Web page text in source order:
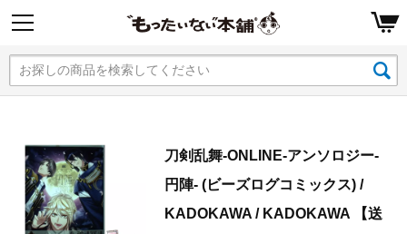
刀剣乱舞-ONLINE-アンソロジー-
円陣- (ビーズログコミックス) /
KADOKAWA / KADOKAWA 【送